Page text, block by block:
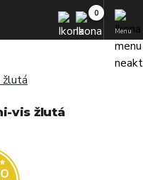
Menu
vis žlutá